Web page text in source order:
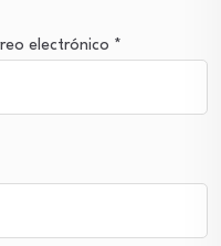
electrónico *